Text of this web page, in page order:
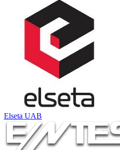
Elseta UAB